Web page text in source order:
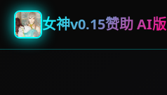
女神v0.15赞助 AI版